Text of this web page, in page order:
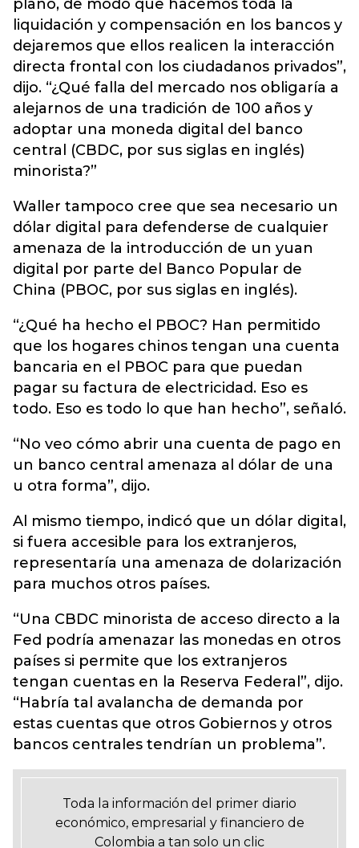
plano, de modo que hacemos toda la
liquidación y compensación en los bancos y
dejaremos que ellos realicen la interacción
directa frontal con los ciudadanos privados”,
dijo. “¿Qué falla del mercado nos obligaría a
alejarnos de una tradición de 100 años y
adoptar una moneda digital del banco
central (CBDC, por sus siglas en inglés)
minorista?”
Waller tampoco cree que sea necesario un
dólar digital para defenderse de cualquier
amenaza de la introducción de un yuan
digital por parte del Banco Popular de
China (PBOC, por sus siglas en inglés).
“¿Qué ha hecho el PBOC? Han permitido
que los hogares chinos tengan una cuenta
bancaria en el PBOC para que puedan
pagar su factura de electricidad. Eso es
todo. Eso es todo lo que han hecho”, señaló.
“No veo cómo abrir una cuenta de pago en
un banco central amenaza al dólar de una
u otra forma”, dijo.
Al mismo tiempo, indicó que un dólar digital,
si fuera accesible para los extranjeros,
representaría una amenaza de dolarización
para muchos otros países.
“Una CBDC minorista de acceso directo a la
Fed podría amenazar las monedas en otros
países si permite que los extranjeros
tengan cuentas en la Reserva Federal”, dijo.
“Habría tal avalancha de demanda por
estas cuentas que otros Gobiernos y otros
bancos centrales tendrían un problema”.
Toda la información del primer diario
económico, empresarial y financiero de
Colombia a tan solo un clic